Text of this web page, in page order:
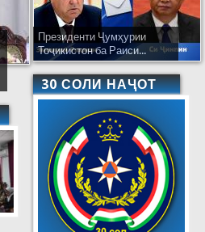
Президенти Ҷумҳурии
Тоҷикистон ба Раиси...
30 СОЛИ НАҶОТ